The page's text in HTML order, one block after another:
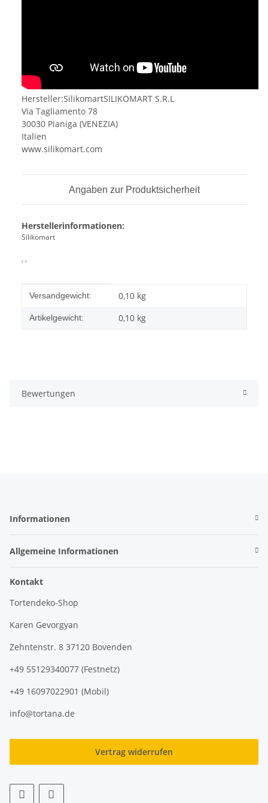
Hersteller:SilikomartSILIKOMART S.R.L
Via Tagliamento 78
30030 Pianiga (VENEZIA)
Italien
www.silikomart.com
Angaben zur Produktsicherheit
Herstellerinformationen:
Silikomart
, ,
Produkteigenschaft
Wert
Versandgewicht: 0,10 kg
Artikelgewicht: 0,10 kg
Bewertungen
Informationen
Allgemeine Informationen
Kontakt
Tortendeko-Shop
Karen Gevorgyan
Zehntenstr. 8 37120 Bovenden
+49 55129340077 (Festnetz)
+49 16097022901 (Mobil)
info@tortana.de
Vertrag widerrufen